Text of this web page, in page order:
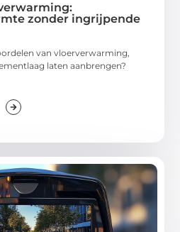
zonder ingrijpende
van vloerverwarming,
laten aanbrengen?